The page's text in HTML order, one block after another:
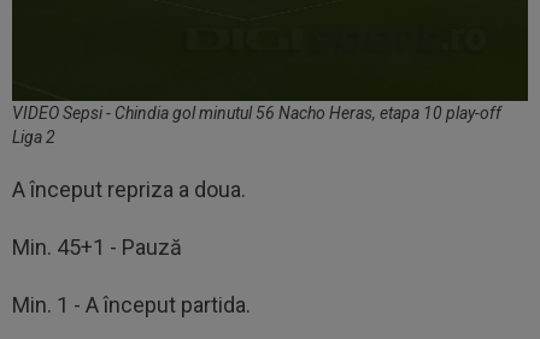
VIDEO Sepsi - Chindia gol minutul 56 Nacho Heras, etapa 10 play-off
Liga 2
A început repriza a doua.
Min. 45+1 - Pauză
Min. 1 - A început partida.